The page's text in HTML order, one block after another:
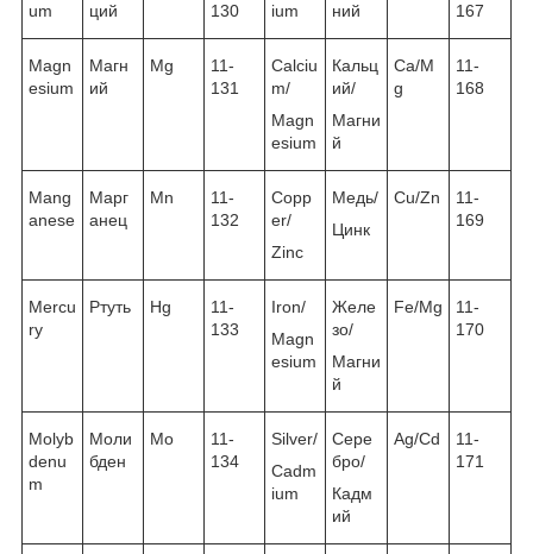
um
ций
130
ium
ний
167
Magn
esium
Магн
ий
Mg
11-
131
Calciu
m/
Magn
esium
Кальц
ий/
Магни
й
Ca/M
g
11-
168
Mang
anese
Марг
анец
Mn
11-
132
Copp
er/
Zinc
Медь/
Цинк
Cu/Zn
11-
169
Mercu
ry
Ртуть Hg
11-
133
Iron/
Magn
esium
Желе
зо/
Магни
й
Fe/Mg
11-
170
Molyb
denu
m
Моли
бден
Mo
11-
134
Silver/
Cadm
ium
Сере
бро/
Кадм
ий
Ag/Cd
11-
171